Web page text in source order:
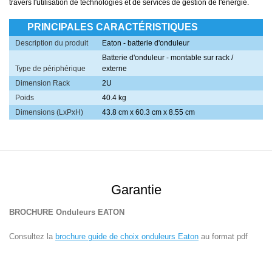
travers l'utilisation de technologies et de services de gestion de l'énergie.
PRINCIPALES CARACTÉRISTIQUES
Description du produit Eaton - batterie d'onduleur
Type de périphérique
Batterie d'onduleur - montable sur rack /
externe
Dimension Rack
2U
Poids
40.4 kg
Dimensions (LxPxH)
43.8 cm x 60.3 cm x 8.55 cm
Garantie
BROCHURE Onduleurs EATON
Consultez la brochure guide de choix onduleurs Eaton au format pdf